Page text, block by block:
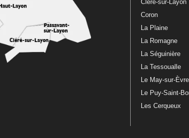
Cléré-sur-Layon
Coron
La Plaine
La Romagne
La Séguinière
La Tessoualle
Le May-sur-Èvre
Le Puy-Saint-
Les Cerqueux